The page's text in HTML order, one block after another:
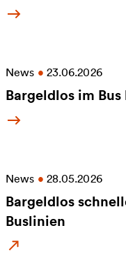
Mehr
News • 23.06.2026
Bargeldlos im Bus
Mehr
News • 28.05.2026
Bargeldlos
Buslinien
Mehr